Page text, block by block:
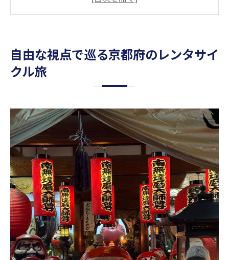
見に変える方法
レンタサイクルが叶えるオリジナルな京都
乗り捨ても可能なレンタサイクルで広がる
タンデム自転車体験で広がる京都観光の魅力
タンデム自転車とレンタサイクルの組合わ
せで京都観光を新体験
レンタサイクル京都でタンデム自転車の魅
力を満喫する方法
タンデム自転車レンタルで友人と楽しむレ
ンタサイクル旅
関西で話題のタンデム自転車をレンタサイ
クルで体感
自由な視点で巡る京都府のレンタサイ
クル旅